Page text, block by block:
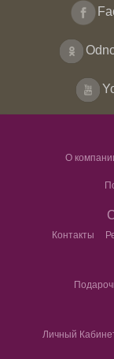
О
Контакты
Личный